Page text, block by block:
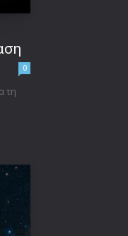
0
τη